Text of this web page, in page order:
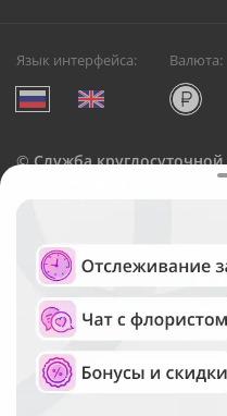
Язык интерфейса: Валюта:
©Служба круглосуточной
Русский Букет, 2026
Общество с ограниченной
ОГРН: 1195476081745,
Юридический адрес: г.
д.42, оф. 3
Рейтинг Русского букета в г.